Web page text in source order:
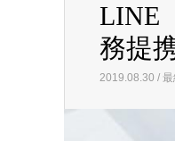
LINE
務提
2019.08.30 /